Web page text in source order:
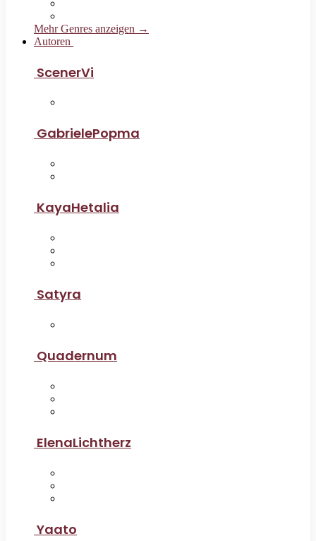
Mehr Genres anzeigen →
Autoren
ScenerVi
GabrielePopma
KayaHetalia
Satyra
Quadernum
ElenaLichtherz
Yaato